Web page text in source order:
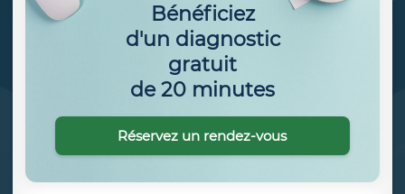
Bénéficiez
d'un diagnostic
gratuit
de 20 minutes
Réservez un rendez-vous